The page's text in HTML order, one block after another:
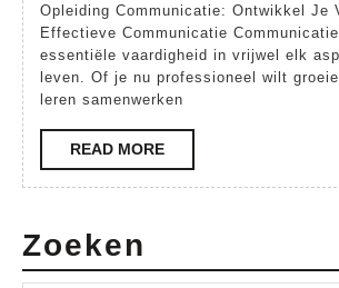
Opleiding Communicatie: Ontwikkel Je
Effectieve Communicatie
essentiële vaardigheid in vrijwel elk
leven. Of je nu professioneel wilt
leren samenwerken
READ MOREREAD
MORE
Zoeken